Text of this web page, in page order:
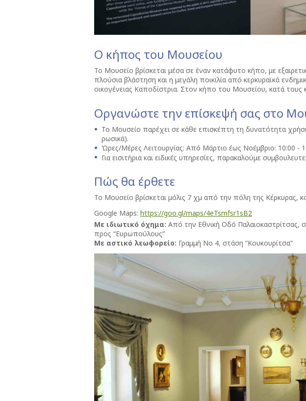
Ο κήπος του Μουσείου
Το Μουσείο βρίσκεται μέσα σε έναν κατάφυτο κήπο, με
πλούσια βλάστηση και η μεγάλη ποικιλία από κερκυραϊκά
οικογένειας Καποδίστρια. Στον κήπο του Μουσείου, κατά τους
Οργανώστε την επίσκεψή σας στο
Το Μουσείο παρέχει σε κάθε επισκέπτη τη δυνατότητα
ρωσικά).
Ώρες/Μέρες Λειτουργίας: Από Μάρτιο έως Νοέμβριο: 10:00 -
Για εισιτήρια και ειδικές υπηρεσίες, παρακαλούμε
Πώς θα έρθετε
Το Μουσείο βρίσκεται μόλις 7 χμ από την πόλη της Κέρκυρας,
Google Maps: https://goo.gl/maps/4eTsmfsr1sB2
Με ιδιωτικό όχημα: Aπό την Εθνική Οδό Παλαιοκαστρίτσας,
προς “Ευρωπούλους”
Με αστικό λεωφορείο: Γραμμή Νο 4, στάση “Κουκουρίτσα”